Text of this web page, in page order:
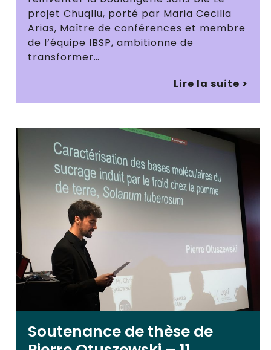
projet Chuqllu, porté par Maria Cecilia
Arias, Maître de conférences et membre
de l’équipe IBSP, ambitionne de
transformer…
Lire la suite >
Soutenance de thèse de